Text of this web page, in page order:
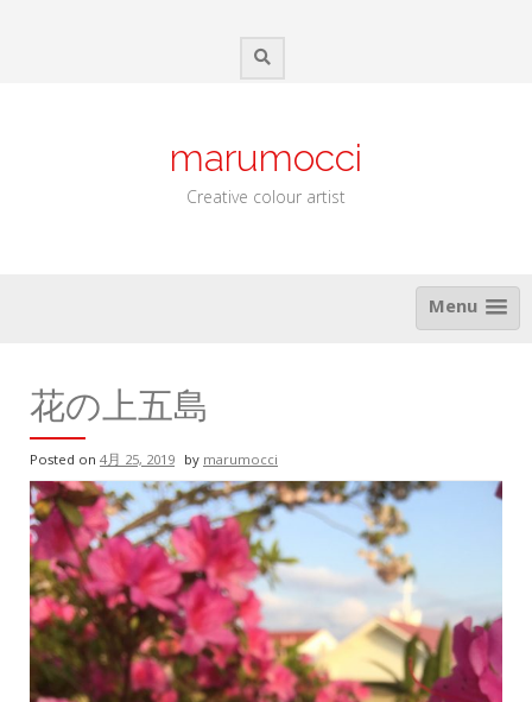
marumocci
Creative colour artist
Menu
花の上五島
Posted on 4月 25, 2019 bymarumocci